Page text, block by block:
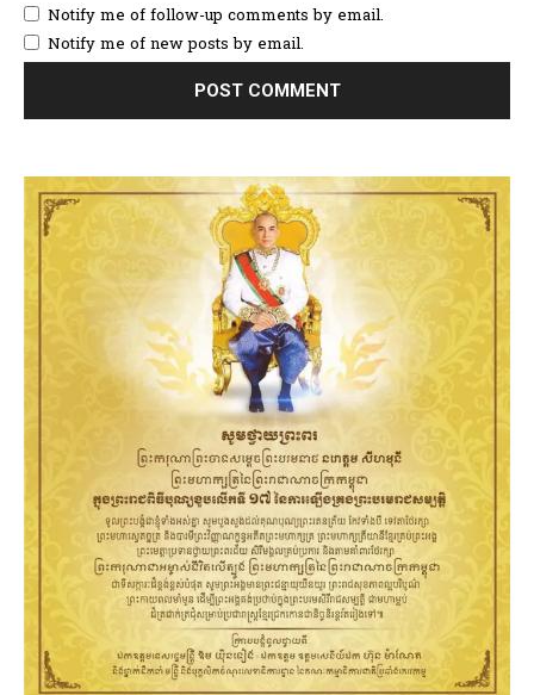
Notify me of follow-up comments by email.
Notify me of new posts by email.